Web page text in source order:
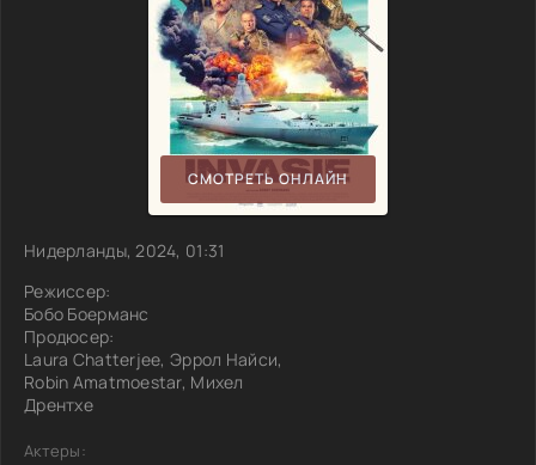
СМОТРЕТЬ ОНЛАЙН
Нидерланды, 2024, 01:31
Режиссер:
Бобо Боерманс
Продюсер:
Laura Chatterjee, Эррол Найси,
Robin Amatmoestar, Михел
Дрентхе
Актеры: